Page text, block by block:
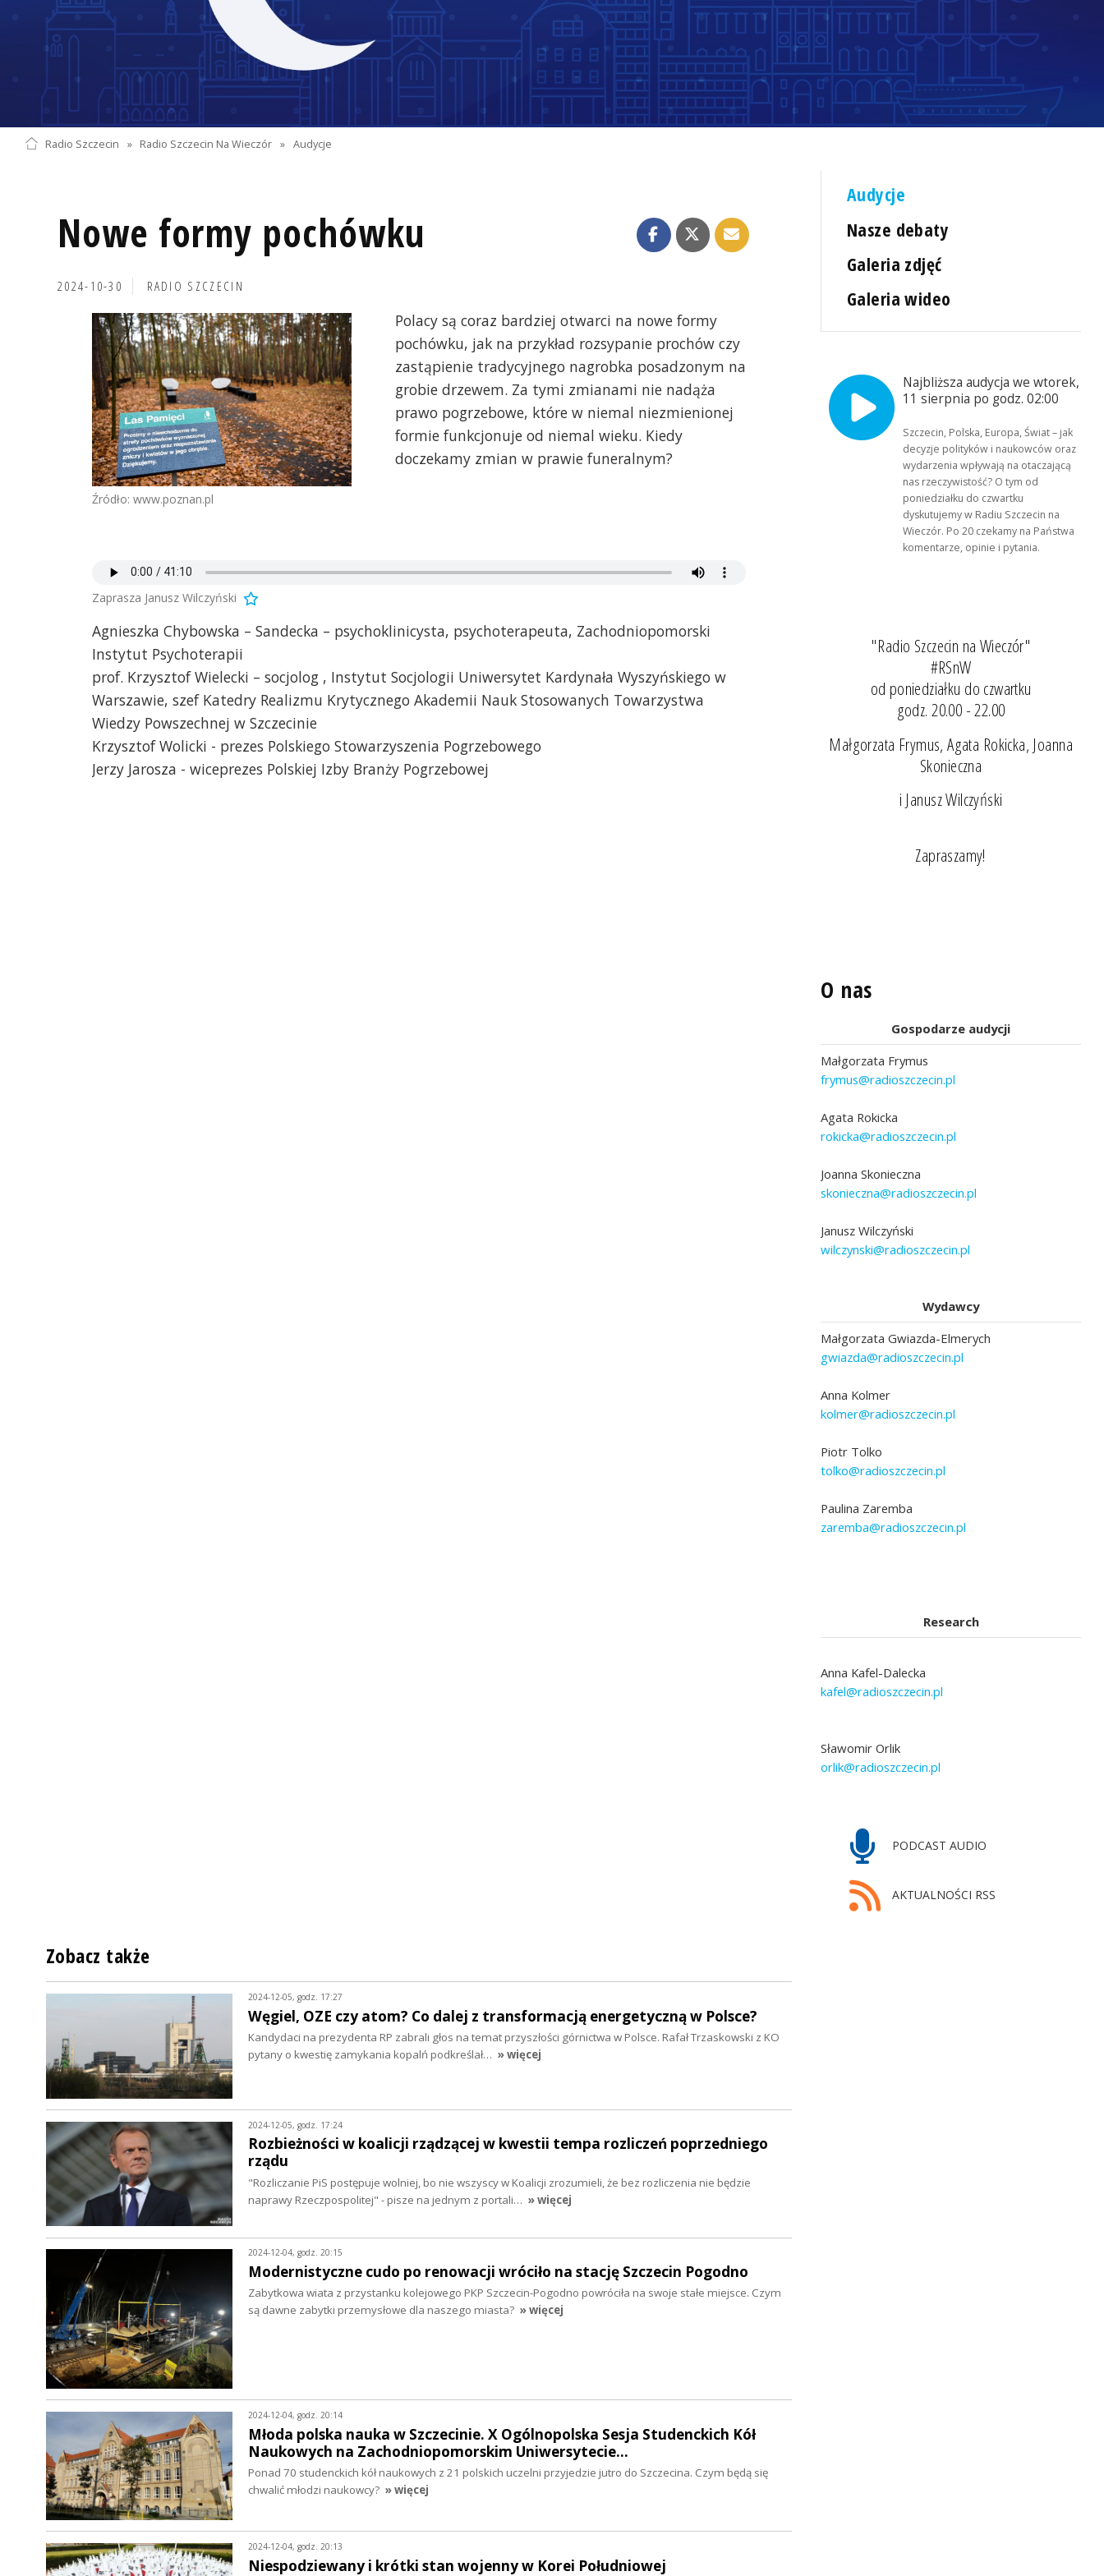
Radio Szczecin » Radio Szczecin Na Wieczór » Audycje
Nowe formy pochówku
2024-10-30 RADIO SZCZECIN
Źródło: www.poznan.pl
Polacy są coraz bardziej otwarci na nowe formy
pochówku, jak na przykład rozsypanie prochów czy
zastąpienie tradycyjnego nagrobka posadzonym na
grobie drzewem. Za tymi zmianami nie nadąża
prawo pogrzebowe, które w niemal niezmienionej
formie funkcjonuje od niemal wieku. Kiedy
doczekamy zmian w prawie funeralnym?
Zaprasza Janusz Wilczyński
Agnieszka Chybowska – Sandecka – psychoklinicysta, psychoterapeuta, Zachodniopomorski
Instytut Psychoterapii
prof. Krzysztof Wielecki – socjolog , Instytut Socjologii Uniwersytet Kardynała Wyszyńskiego w
Warszawie, szef Katedry Realizmu Krytycznego Akademii Nauk Stosowanych Towarzystwa
Wiedzy Powszechnej w Szczecinie
Krzysztof Wolicki - prezes Polskiego Stowarzyszenia Pogrzebowego
Jerzy Jarosza - wiceprezes Polskiej Izby Branży Pogrzebowej
Audycje
Nasze debaty
Galeria zdjęć
Galeria wideo
Najbliższa audycja we wtorek,
11 sierpnia po godz. 02:00
Szczecin, Polska, Europa, Świat – jak
decyzje polityków i naukowców oraz
wydarzenia wpływają na otaczającą
nas rzeczywistość? O tym od
poniedziałku do czwartku
dyskutujemy w Radiu Szczecin na
Wieczór. Po 20 czekamy na Państwa
komentarze, opinie i pytania.
"Radio Szczecin na Wieczór"
#RSnW
od poniedziałku do czwartku
godz. 20.00 - 22.00
Małgorzata Frymus, Agata Rokicka, Joanna
Skonieczna
i Janusz Wilczyński
Zapraszamy!
O nas
Gospodarze audycji
Małgorzata Frymus
frymus@radioszczecin.pl
Agata Rokicka
rokicka@radioszczecin.pl
Joanna Skonieczna
skonieczna@radioszczecin.pl
Janusz Wilczyński
wilczynski@radioszczecin.pl
Wydawcy
Małgorzata Gwiazda-Elmerych
gwiazda@radioszczecin.pl
Anna Kolmer
kolmer@radioszczecin.pl
Piotr Tolko
tolko@radioszczecin.pl
Paulina Zaremba
zaremba@radioszczecin.pl
Research
Anna Kafel-Dalecka
kafel@radioszczecin.pl
Sławomir Orlik
orlik@radioszczecin.pl
PODCAST AUDIO
AKTUALNOŚCI RSS
Zobacz także
2024-12-05, godz. 17:27
Węgiel, OZE czy atom? Co dalej z transformacją energetyczną w Polsce?
Kandydaci na prezydenta RP zabrali głos na temat przyszłości górnictwa w Polsce. Rafał Trzaskowski z KO
pytany o kwestię zamykania kopalń podkreślał… » więcej
2024-12-05, godz. 17:24
Rozbieżności w koalicji rządzącej w kwestii tempa rozliczeń poprzedniego
rządu
"Rozliczanie PiS postępuje wolniej, bo nie wszyscy w Koalicji zrozumieli, że bez rozliczenia nie będzie
naprawy Rzeczpospolitej" - pisze na jednym z portali… » więcej
2024-12-04, godz. 20:15
Modernistyczne cudo po renowacji wróciło na stację Szczecin Pogodno
Zabytkowa wiata z przystanku kolejowego PKP Szczecin-Pogodno powróciła na swoje stałe miejsce. Czym
są dawne zabytki przemysłowe dla naszego miasta? » więcej
2024-12-04, godz. 20:14
Młoda polska nauka w Szczecinie. X Ogólnopolska Sesja Studenckich Kół
Naukowych na Zachodniopomorskim Uniwersytecie…
Ponad 70 studenckich kół naukowych z 21 polskich uczelni przyjedzie jutro do Szczecina. Czym będą się
chwalić młodzi naukowcy? » więcej
2024-12-04, godz. 20:13
Niespodziewany i krótki stan wojenny w Korei Południowej